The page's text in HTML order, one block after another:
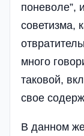
поневоле”,
советизма,
много
таковой,
свое
В данном